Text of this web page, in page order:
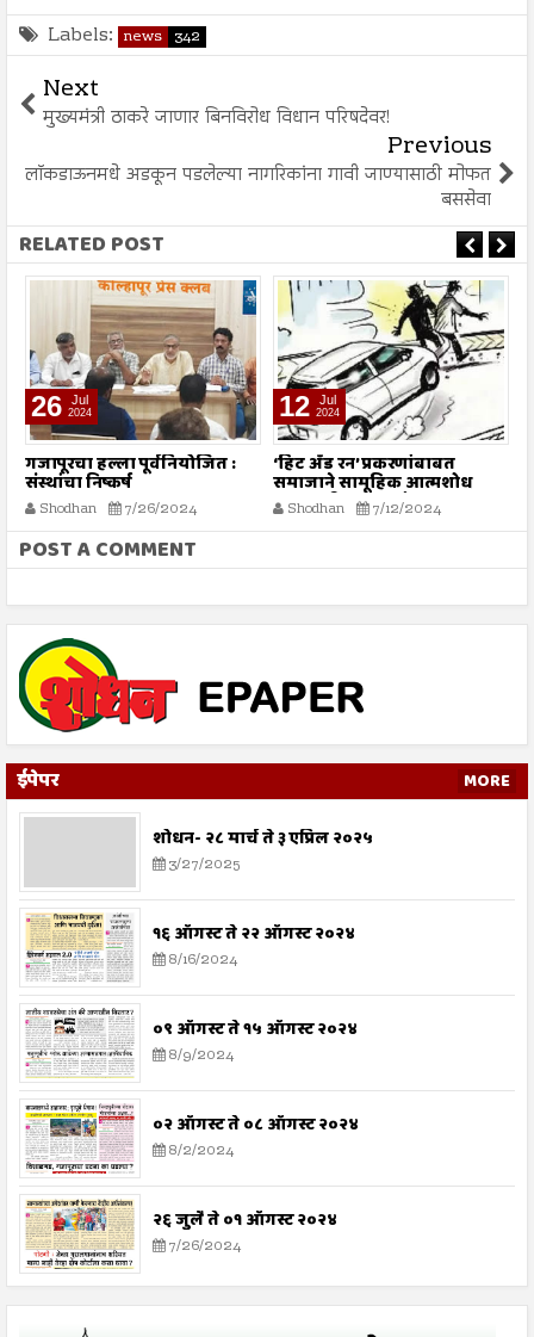
Labels: news 342
Next
मुख्यमंत्री ठाकरे जाणार बिनविरोध विधान परिषदेवर!
Previous
लाॅकडाऊनमधे अडकून पडलेल्या नागरिकांना गावी जाण्यासाठी मोफत
बससेवा
RELATED POST
26 Jul
2024
गजापूरचा हल्ला पूर्वनियोजित :
संस्थांचा निष्कर्ष
Shodhan 7/26/2024
12 Jul
2024
‘हिट अँड रन’ प्रकरणांबाबत
समाजाने सामूहिक आत्मशोध
करण्याची गरज - मौलाना
इलियास खान फलाही
Shodhan 7/12/2024
POST A COMMENT
ईपेपर MORE
शोधन- २८ मार्च ते ३ एप्रिल २०२५
3/27/2025
१६ ऑगस्ट ते २२ ऑगस्ट २०२४
8/16/2024
०९ ऑगस्ट ते १५ ऑगस्ट २०२४
8/9/2024
०२ ऑगस्ट ते ०८ ऑगस्ट २०२४
8/2/2024
२६ जुलै ते ०१ ऑगस्ट २०२४
7/26/2024